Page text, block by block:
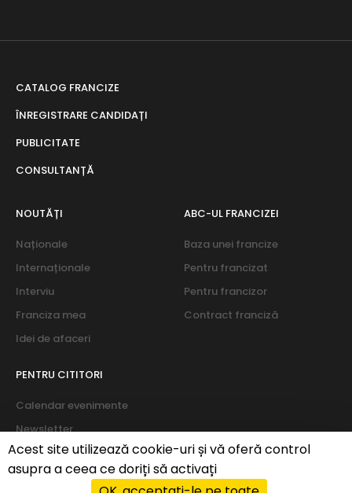
CATALOG FRANCIZE
ÎNREGISTRARE CANDIDAȚI
PUBLICITATE
CONSULTANȚĂ
NOUTĂȚI
Naționale
Internaționale
Interviu
Franciza mea
Idei de afaceri
ABC-UL FRANCIZEI
Baza unei francize
Pentru francizat
Pentru francizor
Contract franciză
PENTRU CITITORI
Calendar evenimente
Newsletter
Despre noi
Acest site utilizează cookie-uri și vă oferă control
asupra a ceea ce doriți să activați